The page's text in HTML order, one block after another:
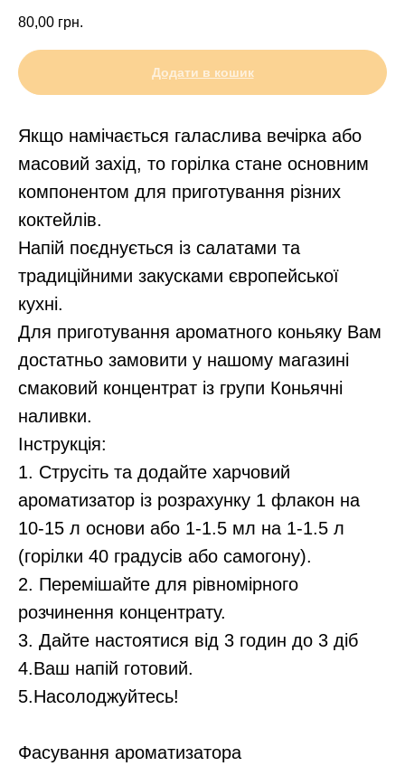
80,00 грн.
Додати в кошик
Якщо намічається галаслива вечірка або
масовий захід, то горілка стане основним
компонентом для приготування різних
коктейлів.
Напій поєднується із салатами та
традиційними закусками європейської
кухні.
Для приготування ароматного коньяку Вам
достатньо замовити у нашому магазині
смаковий концентрат із групи Коньячні
наливки.
Інструкція:
1. Струсіть та додайте харчовий
ароматизатор із розрахунку 1 флакон на
10-15 л основи або 1-1.5 мл на 1-1.5 л
(горілки 40 градусів або самогону).
2. Перемішайте для рівномірного
розчинення концентрату.
3. Дайте настоятися від 3 годин до 3 діб
4.Ваш напій готовий.
5.Насолоджуйтесь!
Фасування ароматизатора